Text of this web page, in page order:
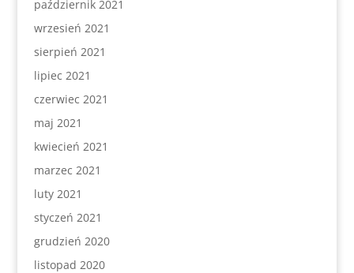
październik 2021
wrzesień 2021
sierpień 2021
lipiec 2021
czerwiec 2021
maj 2021
kwiecień 2021
marzec 2021
luty 2021
styczeń 2021
grudzień 2020
listopad 2020